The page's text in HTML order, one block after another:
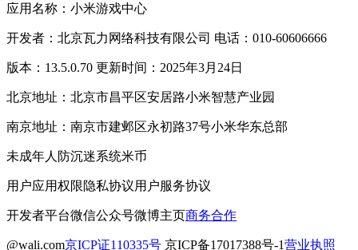
应用名称：小米游戏中心
开发者：北京瓦力网络科技有限公司 电话：010-60606666
版本：13.5.0.70 更新时间：2025年3月24日
北京地址：北京市昌平区安居路小米智慧产业园
南京地址：南京市建邺区永初路37号小米华东总部
未成年人防沉迷系统米币
用户应用权限隐私协议用户服务协议
开发者平台微信公众号微博主页商务合作
@wali.com京ICP证110335号 京ICP备17017388号-1营业执照